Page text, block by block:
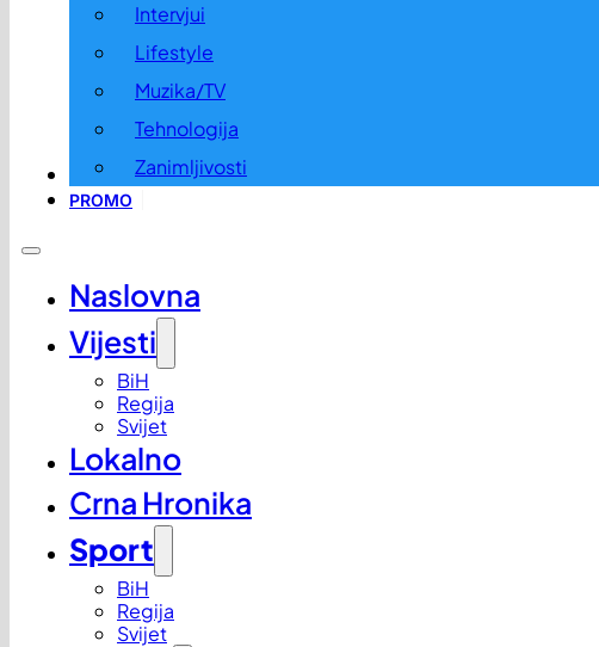
Intervjui
Lifestyle
Muzika/TV
Tehnologija
Zanimljivosti
OGLASI I KONKURSI
PROMO
Naslovna
Vijesti
BiH
Regija
Svijet
Lokalno
Crna Hronika
Sport
BiH
Regija
Svijet